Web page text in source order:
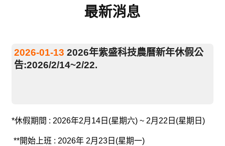
最新消息
2026-01-13 2026年紫盛科技農曆新年休假公
告:2026/2/14~2/22.
*休假期間 : 2026年2月14日(星期六) ~ 2月22日(星期日)
**開始上班 : 2026年 2月23日(星期一)